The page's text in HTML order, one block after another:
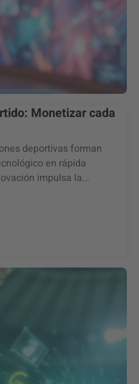
Monetizar cada
deportivas forman
en rápida
impulsa la...